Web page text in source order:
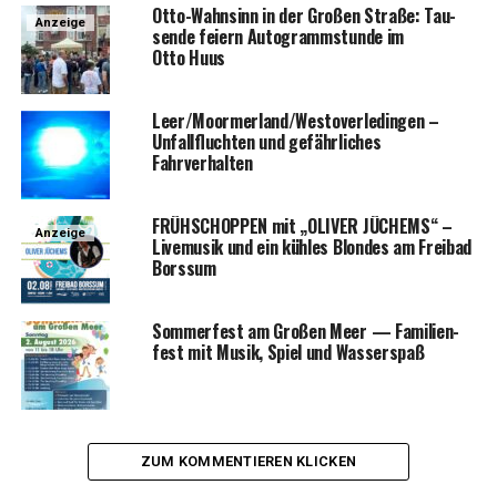
Anzeige Otto-Wahn­sinn in der Gro­ßen Stra­ße: Tau­
sen­de fei­ern Auto­gramm­stun­de im
Otto Huus
Leer/Moormerland/Westoverledingen –
Unfall­fluch­ten und gefähr­li­ches
Fahrverhalten
Anzeige FRÜHSCHOPPEN mit „OLIVER JÜCHEMS“ –
Live­mu­sik und ein küh­les Blon­des am Frei­bad
Borssum
Som­mer­fest am Gro­ßen Meer — Fami­li­en­
fest mit Musik, Spiel und Wasserspaß
ZUM KOMMENTIEREN KLICKEN